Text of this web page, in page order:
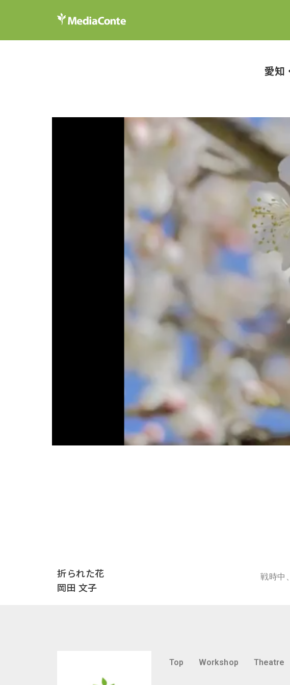
愛知
折られた花
岡田 文子
戦時中
Top Workshop Theatre